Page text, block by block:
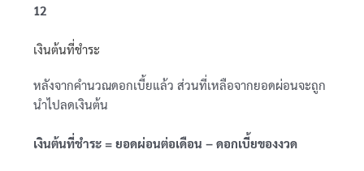
12
เงินต้นที่ชำระ
หลังจากคำนวณดอกเบี้ยแล้ว ส่วนที่เหลือจากยอดผ่อนจะถูก
นำไปลดเงินต้น
เงินต้นที่ชำระ = ยอดผ่อนต่อเดือน − ดอกเบี้ยของงวด